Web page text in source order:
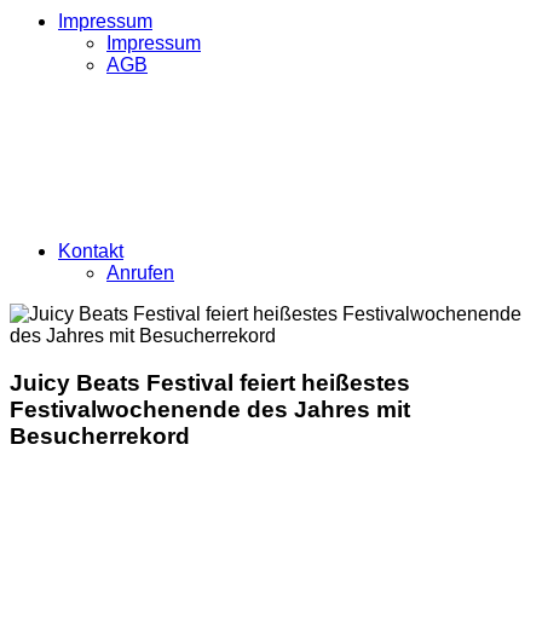
Impressum
Impressum
AGB
Kontakt
Anrufen
Juicy Beats Festival feiert heißestes
Festivalwochenende des Jahres mit
Besucherrekord